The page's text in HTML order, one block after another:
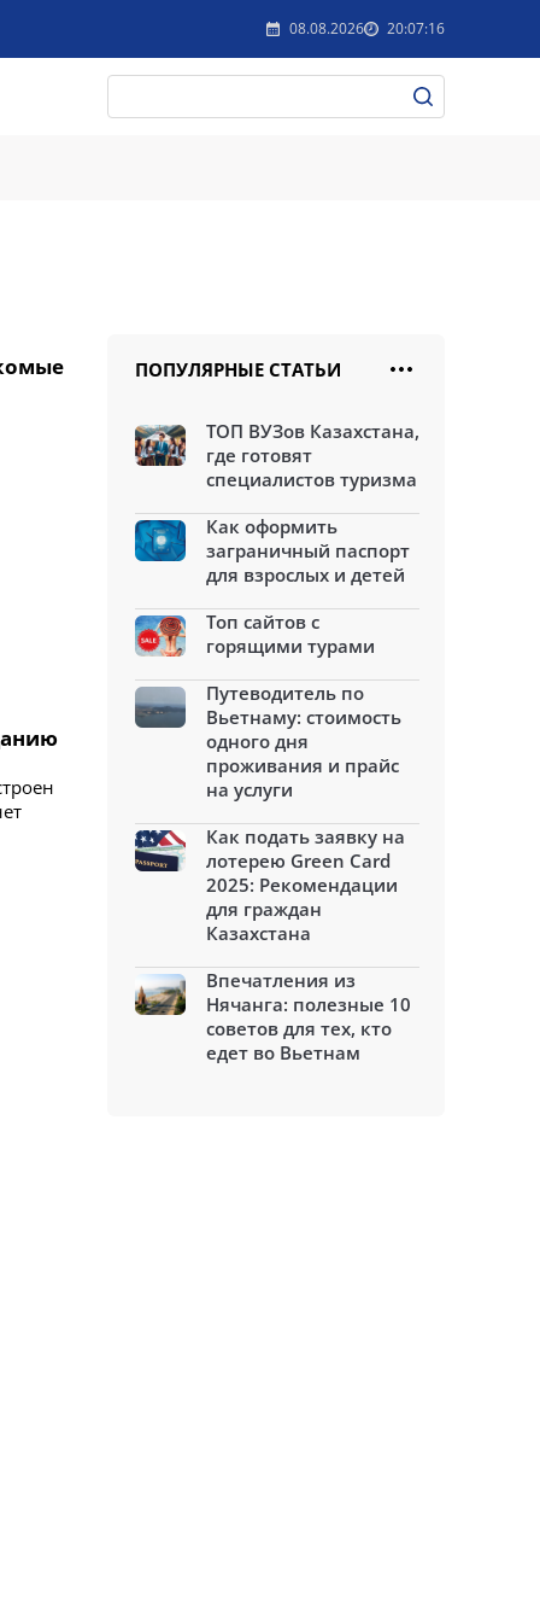
08.08.2026 20:07:16
ПОПУЛЯРНЫЕ СТАТЬИ
ТОП ВУЗов Казахстана,
где готовят
специалистов туризма
Как оформить
заграничный паспорт
для взрослых и детей
Топ сайтов с
горящими турами
Путеводитель по
Вьетнаму: стоимость
одного дня
проживания и прайс
на услуги
Как подать заявку на
лотерею Green Card
2025: Рекомендации
для граждан
Казахстана
Впечатления из
Нячанга: полезные 10
советов для тех, кто
едет во Вьетнам